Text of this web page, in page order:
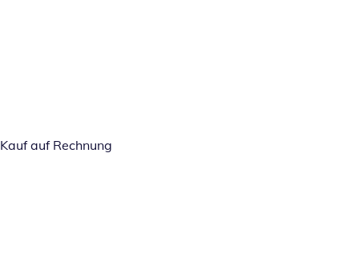
Kauf auf Rechnung